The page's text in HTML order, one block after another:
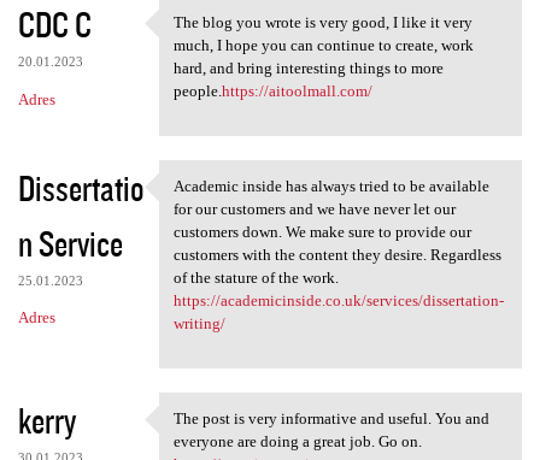
CDC C
20.01.2023
Adres
The blog you wrote is very
The blog you wrote is very good, I like it very
much, I hope you can continue to create, work
hard, and bring interesting things to more
people.https://aitoolmall.com/
Dissertatio
n Service
25.01.2023
Adres
Academic inside has always
Academic inside has always tried to be available
for our customers and we have never let our
customers down. We make sure to provide our
customers with the content they desire. Regardless
of the stature of the work.
https://academicinside.co.uk/services/dissertation-
writing/
kerry
30.01.2023
The post is very informative
The post is very informative and useful. You and
everyone are doing a great job. Go on.